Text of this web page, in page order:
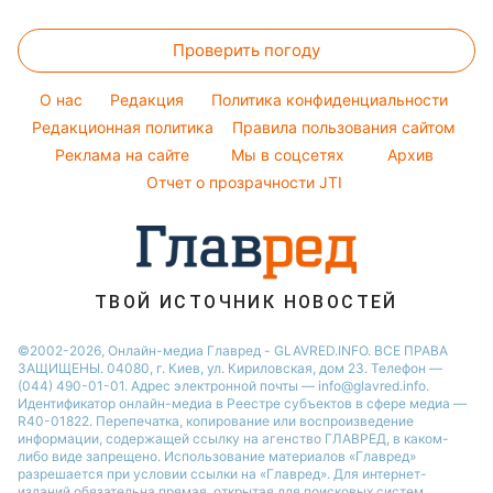
Кейт Миддлтон
Максим Галкин
Настя Каменских
Виталий Козловский
София Ротару
Ольга Сумская
Простые блюда
Легкие десерты
Напитки
Тесты по картинке
Оптические иллюзии
Народные приметы
Все о шоу-бизнесе
Проверить погоду
O нас Редакция
Политика конфиденциальности
Редакционная политика
Правила пользования сайтом
Реклама на сайте
Мы в соцсетях
Архив
Отчет о прозрачности JTI
ТВОЙ ИСТОЧНИК НОВОСТЕЙ
©2002-2026, Онлайн-медиа Главред - GLAVRED.INFO. ВСЕ ПРАВА
ЗАЩИЩЕНЫ. 04080, г. Киев, ул. Кириловская, дом 23. Телефон —
(044) 490-01-01. Адрес электронной почты — info@glavred.info.
Идентификатор онлайн-медиа в Реестре cубъектов в сфере медиа —
R40-01822. Перепечатка, копирование или воспроизведение
информации, содержащей ссылку на агенство ГЛАВРЕД, в каком-
либо виде запрещено. Использование материалов «Главред»
разрешается при условии ссылки на «Главред». Для интернет-